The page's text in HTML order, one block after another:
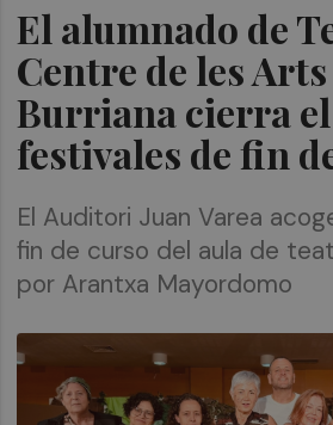
El alumnado de
Centre de les
Burriana cierra
festivales de fin
El Auditori Juan Varea
fin de curso del aula de
por Arantxa Mayordomo